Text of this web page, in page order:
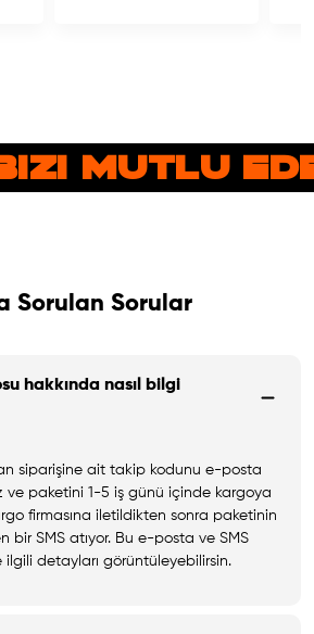
MUTLU
Sorulan Sorular
hakkında nasıl bilgi
siparişine ait takip kodunu e-posta
ve paketini 1-5 iş günü içinde kargoya
firmasına iletildikten sonra paketinin
bir SMS atıyor. Bu e-posta ve SMS
ilgili detayları görüntüleyebilirsin.